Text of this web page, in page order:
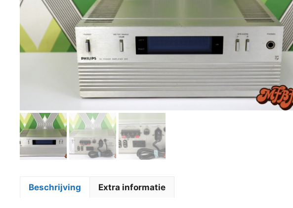
Beschrijving Extra informatie